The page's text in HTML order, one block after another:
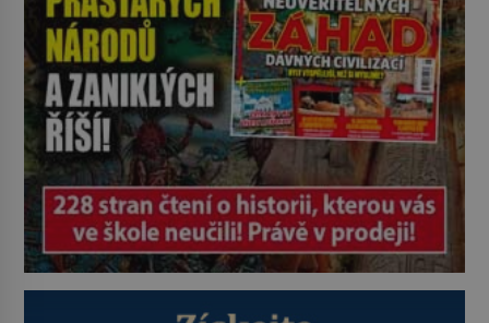
Je 27. května 1991. […]